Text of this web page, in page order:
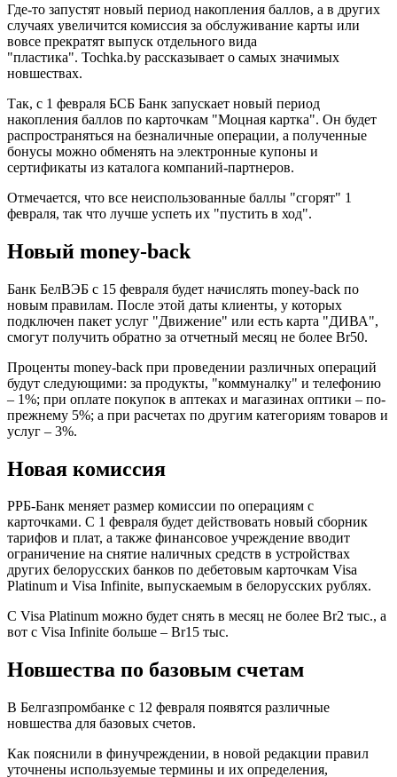
Где-то запустят новый период накопления баллов, а в других
случаях увеличится комиссия за обслуживание карты или
вовсе прекратят выпуск отдельного вида
"пластика". Tochka.by рассказывает о самых значимых
новшествах.
Так, с 1 февраля БСБ Банк запускает новый период
накопления баллов по карточкам "Моцная картка". Он будет
распространяться на безналичные операции, а полученные
бонусы можно обменять на электронные купоны и
сертификаты из каталога компаний-партнеров.
Отмечается, что все неиспользованные баллы "сгорят" 1
февраля, так что лучше успеть их "пустить в ход".
Новый money-back
Банк БелВЭБ с 15 февраля будет начислять money-back по
новым правилам. После этой даты клиенты, у которых
подключен пакет услуг "Движение" или есть карта "ДИВА",
смогут получить обратно за отчетный месяц не более Br50.
Проценты money-back при проведении различных операций
будут следующими: за продукты, "коммуналку" и телефонию
– 1%; при оплате покупок в аптеках и магазинах оптики – по-
прежнему 5%; а при расчетах по другим категориям товаров и
услуг – 3%.
Новая комиссия
РРБ-Банк меняет размер комиссии по операциям с
карточками. С 1 февраля будет действовать новый сборник
тарифов и плат, а также финансовое учреждение вводит
ограничение на снятие наличных средств в устройствах
других белорусских банков по дебетовым карточкам Visa
Platinum и Visa Infinite, выпускаемым в белорусских рублях.
С Visa Platinum можно будет снять в месяц не более Br2 тыс., а
вот с Visa Infinite больше – Br15 тыс.
Новшества по базовым счетам
В Белгазпромбанке с 12 февраля появятся различные
новшества для базовых счетов.
Как пояснили в финучреждении, в новой редакции правил
уточнены используемые термины и их определения,